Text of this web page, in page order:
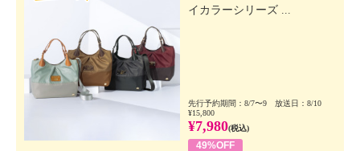
イカラーシリーズ ...
先行予約期間：8/7〜9 放送日：8/10
¥15,800
¥7,980(税込)
49%OFF